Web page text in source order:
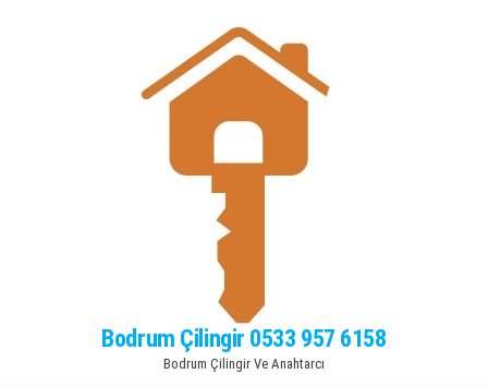
Bodrum Çilingir 0533 957 6158
Bodrum Çilingir Ve Anahtarcı